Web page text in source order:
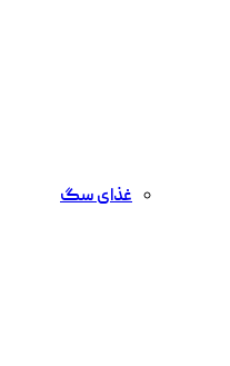
غذای سگ